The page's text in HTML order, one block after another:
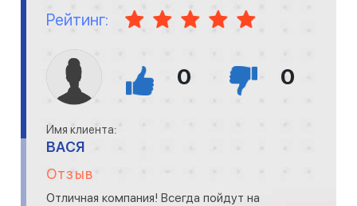
Рейтинг:
0 0
Имя клиента:
ВАСЯ
Отзыв
Отличная компания! Всегда пойдут на